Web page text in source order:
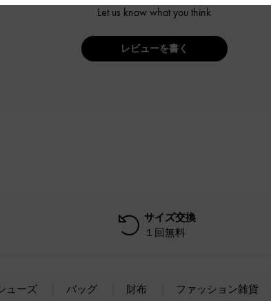
Let us know what you think
レビューを書く
サイズ交換
１回無料
ューズ バッグ 財布 ファッション雑貨